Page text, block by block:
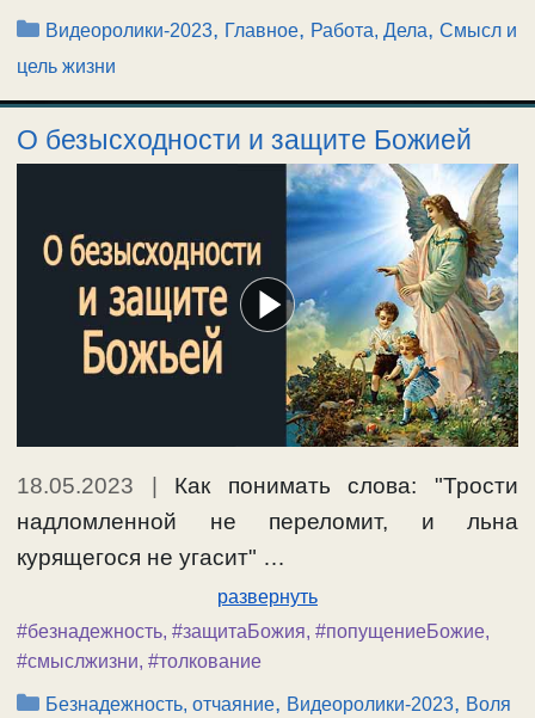
Рубрики
Видеоролики-2023, Главное, Работа, Дела,Смысл и
цель жизни
О безысходности и защите Божией
18.05.2023
Как понимать слова: "Трости
надломленной не переломит, и льна
курящегося не угасит" …
развернуть
#безнадежность, #защитаБожия, #попущениеБожие,
#смыслжизни, #толкование
Рубрики
Безнадежность, отчаяние, Видеоролики-2023, Воля